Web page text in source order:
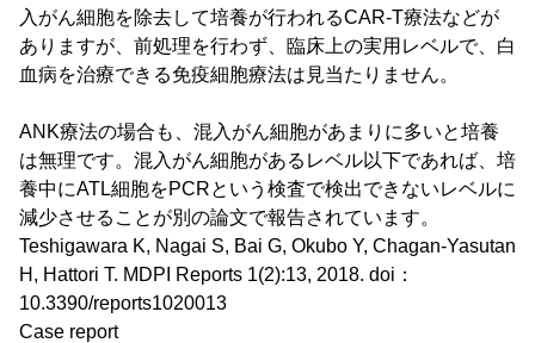
入がん細胞を除去して培養が行われるCAR-T療法などが
ありますが、前処理を行わず、臨床上の実用レベルで、白
血病を治療できる免疫細胞療法は見当たりません。
ANK療法の場合も、混入がん細胞があまりに多いと培養
は無理です。混入がん細胞があるレベル以下であれば、培
養中にATL細胞をPCRという検査で検出できないレベルに
減少させることが別の論文で報告されています。
Teshigawara K, Nagai S, Bai G, Okubo Y, Chagan-Yasutan
H, Hattori T. MDPI Reports 1(2):13, 2018. doi：
10.3390/reports1020013
Case report